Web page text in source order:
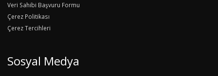
Veri Sahibi Başvuru Formu
Çerez Politikası
Çerez Tercihleri
Sosyal Medya